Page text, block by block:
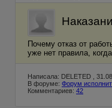
Почему отказ от
уже нет правила,
Написала: DELETED ,
В форуме: Форум
Комментариев: 42